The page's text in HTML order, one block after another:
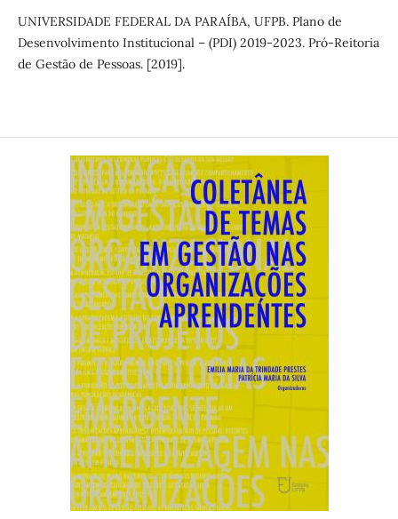
UNIVERSIDADE FEDERAL DA PARAÍBA, UFPB. Plano de
Desenvolvimento Institucional – (PDI) 2019-2023. Pró-Reitoria
de Gestão de Pessoas. [2019].